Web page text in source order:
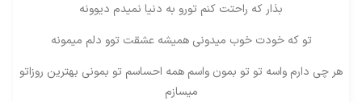
بذار که راحتت کنم تورو به دنیا نمیدم دیوونه
تو که خودت خوب میدونی همیشه عشقت توو دلم میمونه
هر چی دارم واسه تو تو بمون واسم همه احساسم تو بمونی بهترین روزاتو
میسازم